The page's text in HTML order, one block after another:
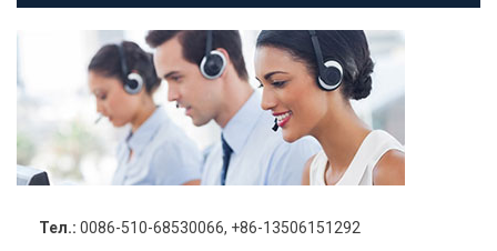
Тел.: 0086-510-68530066, +86-13506151292